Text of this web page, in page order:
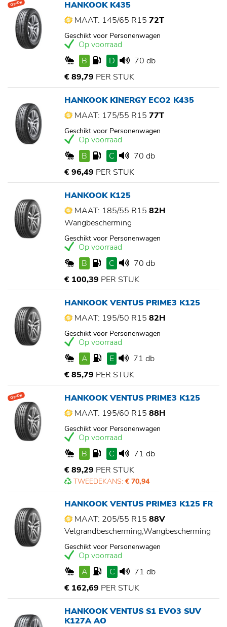
Op=Op
HANKOOK K435
MAAT: 145/65 R15 72T
Geschikt voor Personenwagen
Op voorraad
B
D
70 db
€ 89,79 PER STUK
HANKOOK KINERGY ECO2 K435
MAAT: 175/55 R15 77T
Geschikt voor Personenwagen
Op voorraad
B
C
70 db
€ 96,49 PER STUK
HANKOOK K125
MAAT: 185/55 R15 82H
Wangbescherming
Geschikt voor Personenwagen
Op voorraad
B
C
70 db
€ 100,39 PER STUK
HANKOOK VENTUS PRIME3 K125
MAAT: 195/50 R15 82H
Geschikt voor Personenwagen
Op voorraad
A
E
71 db
€ 85,79 PER STUK
Op=Op
HANKOOK VENTUS PRIME3 K125
MAAT: 195/60 R15 88H
Geschikt voor Personenwagen
Op voorraad
B
C
71 db
€ 89,29 PER STUK
TWEEDEKANS: € 70,94
HANKOOK VENTUS PRIME3 K125 FR
MAAT: 205/55 R15 88V
Velgrandbescherming,Wangbescherming
Geschikt voor Personenwagen
Op voorraad
A
C
71 db
€ 162,69 PER STUK
HANKOOK VENTUS S1 EVO3 SUV
K127A AO